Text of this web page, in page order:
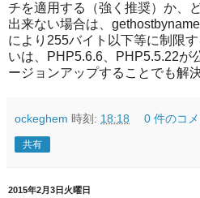
チを適用する（強く推奨）か、
出来ない場合は、
により255バイト以下等に制限
いは、PHP5.6.6、PHP5.5.22が
ージョンアップすることでも解
ockeghem 時刻: 18:18 0 件のコ
共有
2015年2月3日火曜日